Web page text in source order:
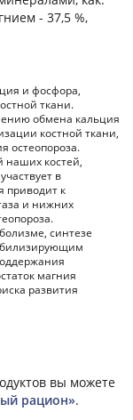
- 37,5 %,
и фосфора,
ткани.
обмена кальция
костной ткани,
остеопороза.
наших костей,
в
к
и нижних
синтезе
магния
развития
вы можете
рацион».